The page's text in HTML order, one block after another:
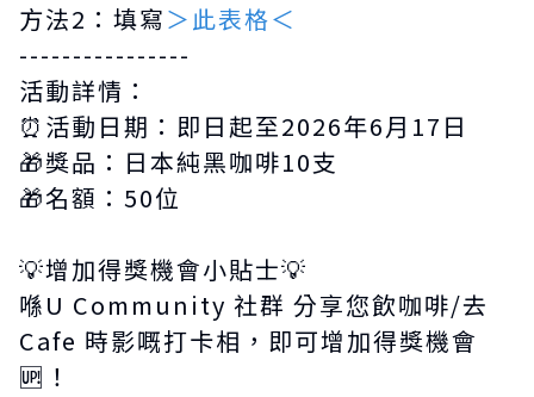
方法2️：填寫＞此表格＜
----------------
活動詳情：
⏰活動日期：即日起至2026年6月17日
🎁獎品：日本純黑咖啡10支
🎁名額：50位
💡增加得獎機會小貼士💡
喺U Community 社群 分享您飲咖啡/去
Cafe 時影嘅打卡相，即可增加得獎機會
🆙！